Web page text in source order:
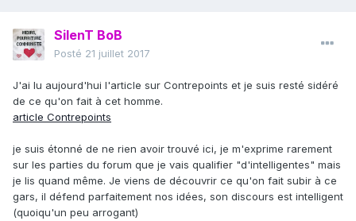
SilenT BoB
Posté 21 juillet 2017
J'ai lu aujourd'hui l'article sur Contrepoints et je suis resté sidéré
de ce qu'on fait à cet homme.
article Contrepoints
je suis étonné de ne rien avoir trouvé ici, je m'exprime rarement
sur les parties du forum que je vais qualifier "d'intelligentes" mais
je lis quand même. Je viens de découvrir ce qu'on fait subir à ce
gars, il défend parfaitement nos idées, son discours est intelligent
(quoiqu'un peu arrogant)